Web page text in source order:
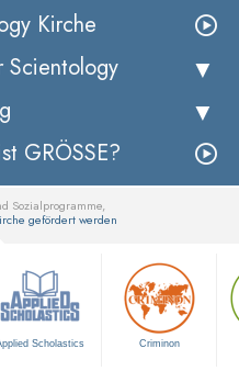
Kirche
Scientology
GRÖSSE?
Sozialprogramme,
gefördert werden
Scholastics Criminon